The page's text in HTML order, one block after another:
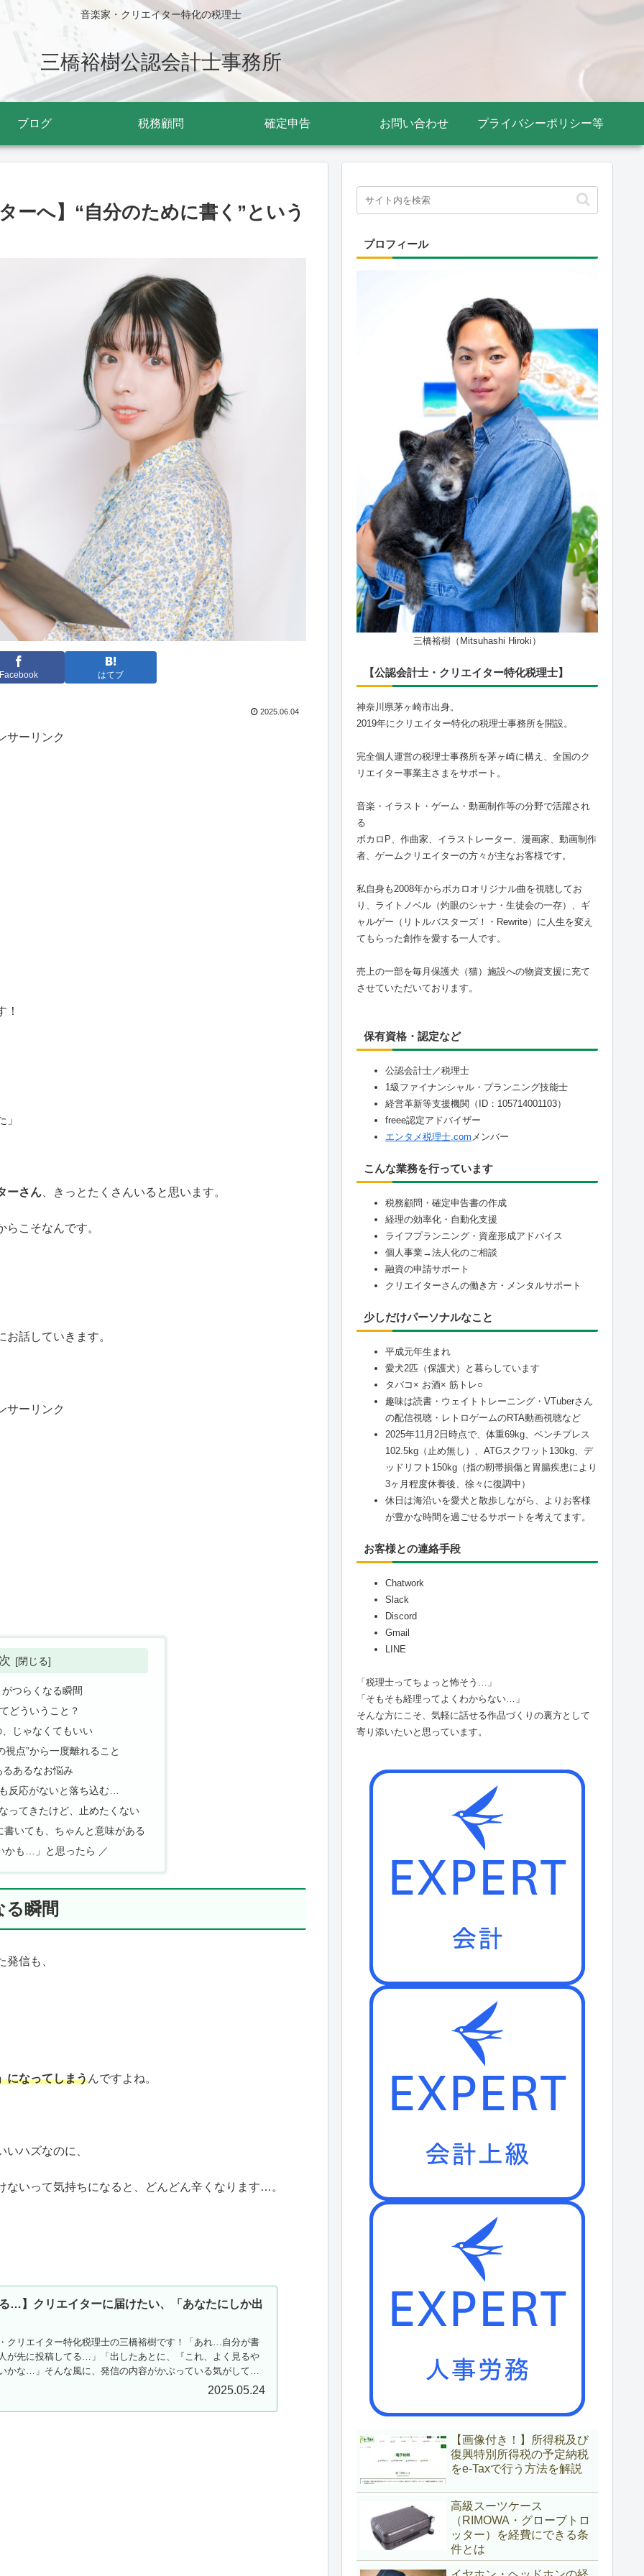
音楽家・クリエイター特化の税理士
三橋裕樹公認会計士事務所
ブログ 税務顧問 確定申告 お問い合わせ プライバシーポリシー等
ーへ】“自分のために書く”という
Facebook はてブ
2025.06.04
サーリンク
！
ーさん 、きっとたくさんいると思います。
こそなんです。
話していきます。
サーリンク
つらくなる瞬間
どういうこと？
じゃなくてもいい
視点”から一度離れること
あるなお悩み
反応がないと落ち込む…
ってきたけど、止めたくない
いても、ちゃんと意味がある
かも…」と思ったら ／
瞬間
信も、
になってしまうんですよね。
ハズなのに、
いって気持ちになると、どんどん辛くなります…。
…】クリエイターに届けたい、「あなたにしか出
クリエイター特化税理士の三橋裕樹です！「あれ…自分が書
が先に投稿してる…」「出したあとに、『これ、よく見るや
かな…」そんな風に、発信の内容がかぶっている気がして落
2025.05.24
プロフィール
三橋裕樹（Mitsuhashi Hiroki）
【公認会計士・クリエイター特化税理士】
神奈川県茅ヶ崎市出身。
2019年にクリエイター特化の税理士事務所を開設。
完全個人運営の税理士事務所を茅ヶ崎に構え、全国のク
リエイター事業主さまをサポート。
音楽・イラスト・ゲーム・動画制作等の分野で活躍され
る
ボカロP、作曲家、イラストレーター、漫画家、動画制作
者、ゲームクリエイターの方々が主なお客様です。
私自身も2008年からボカロオリジナル曲を視聴してお
り、ライトノベル（灼眼のシャナ・生徒会の一存）、ギ
ャルゲー（リトルバスターズ！・Rewrite）に人生を変え
てもらった創作を愛する一人です。
売上の一部を毎月保護犬（猫）施設への物資支援に充て
させていただいております。
保有資格・認定など
公認会計士／税理士
1級ファイナンシャル・プランニング技能士
経営革新等支援機関（ID：105714001103）
freee認定アドバイザー
エンタメ税理士.com メンバー
こんな業務を行っています
税務顧問・確定申告書の作成
経理の効率化・自動化支援
ライフプランニング・資産形成アドバイス
個人事業→法人化のご相談
融資の申請サポート
クリエイターさんの働き方・メンタルサポート
少しだけパーソナルなこと
平成元年生まれ
愛犬2匹（保護犬）と暮らしています
タバコ× お酒× 筋トレ○
趣味は読書・ウェイトトレーニング・VTuberさん
の配信視聴・レトロゲームのRTA動画視聴など
2025年11月2日時点で、体重69kg、ベンチプレス
102.5kg（止め無し）、ATGスクワット130kg、デ
ッドリフト150kg（指の靭帯損傷と胃腸疾患により
3ヶ月程度休養後、徐々に復調中）
休日は海沿いを愛犬と散歩しながら、よりお客様
が豊かな時間を過ごせるサポートを考えてます。
お客様との連絡手段
Chatwork
Slack
Discord
Gmail
LINE
「税理士ってちょっと怖そう…」
「そもそも経理ってよくわからない…」
そんな方にこそ、気軽に話せる作品づくりの裏方として
寄り添いたいと思っています。
【画像付き！】所得税及び
復興特別所得税の予定納税
をe-Taxで行う方法を解説
高級スーツケース
（RIMOWA・グローブトロ
ッター）を経費にできる条
件とは